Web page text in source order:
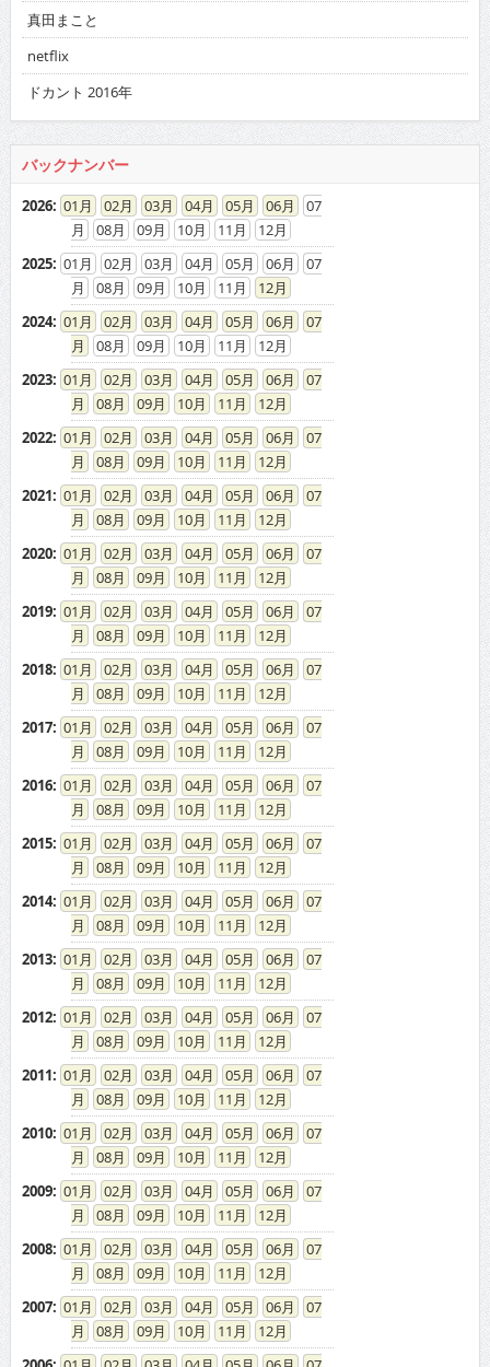
2025:01
08
09 10 11
12
2024: 01 02 03 04 05 06
07
08
: 02 04 05
07
08
01 02 03 04 05 06
07
08
09 10 11
12
01 02 03 04 05 06
07
08
09 10 11
12
01 02 03 04 05 06
07
08
09 10 11
12
01 02 03 04 05 06
07
08
09 10 11
12
01 02 03 04 05 06
07
08
09 10 11
12
01 02 03 04 05 06
07
08
09 10 11
12
01 02 03 04 05 06
07
08
09 10 11
12
01 02 03 04 05 06
07
08
09 10 11
12
01 02 03 04 05 06
07
08
09 10 11
12
01 02 03 04 05 06
07
08
09 10 11
12
01 02 03 04 05 06
07
08
09 10 11
12
01 02 03 04 05 06
07
08
09 10 11
12
01 02 03 04 05 06
07
08
09 10 11
12
01 02 03 04 05 06
07
08
09 10 11
12
01 02 03 04 05 06
07
08
09 10 11
12
01 02 03 04 05 06
07
08
09 10 11
12
01 02 03 04 05 06
07
08
09 10 11
12
01 02 03 04 05 06
07
08
09 10 11
12
01 02 03 04 05 06
07
08
09 10 11
12
01 02 03 04 05 06
07
08
09 10 11 12